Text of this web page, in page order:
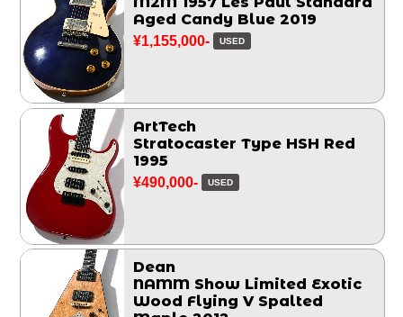
Aged Candy Blue 2019
¥1,155,000- USED
ArtTech
Stratocaster Type HSH Red
1995
¥490,000- USED
Dean
NAMM Show Limited Exotic
Wood Flying V Spalted